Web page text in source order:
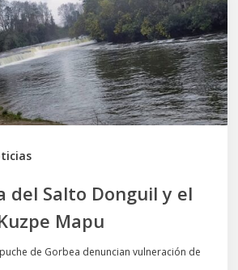
del Salto Donguil y el
Mapu
de Gorbea denuncian vulneración de